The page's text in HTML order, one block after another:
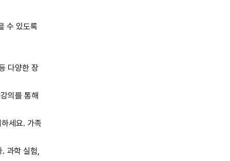
수 있도록
다양한 장
의를 통해
세요. 가족
과학 실험,